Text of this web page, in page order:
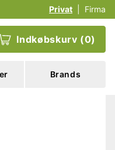
Privat Firma
Indkøbskurv (0)
Brands